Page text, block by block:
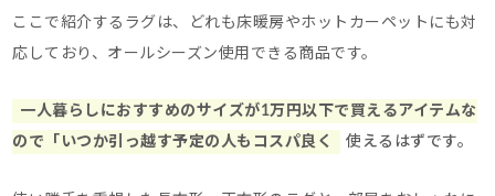
ここで紹介するラグは、どれも床暖房やホットカーペットにも対
応しており、オールシーズン使用できる商品です。
一人暮らしにおすすめのサイズが1万円以下で買えるアイテムな
ので「いつか引っ越す予定の人もコスパ良く
使えるはずです。